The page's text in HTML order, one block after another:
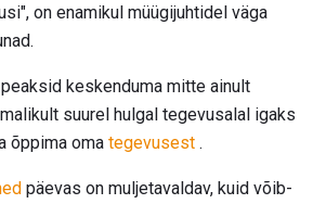
on enamikul müügijuhtidel väga
keskenduma mitte ainult
suurel hulgal tegevusalal igaks
õppima oma tegevusest .
päevas on muljetavaldav, kuid võib-